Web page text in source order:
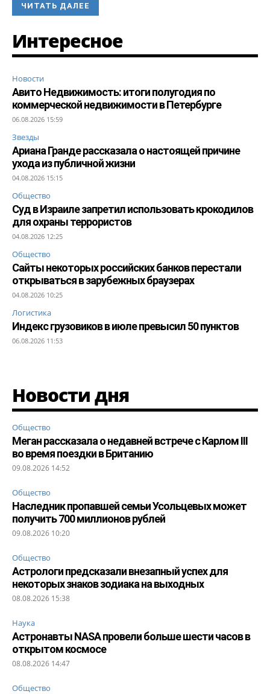
ЧИТАТЬ ДАЛЕЕ
Интересное
Новости
Авито Недвижимость: итоги полугодия по
коммерческой недвижимости в Петербурге
06.08.2026 15:59
Звезды
Ариана Гранде рассказала о настоящей причине
ухода из публичной жизни
04.08.2026 15:15
Общество
Суд в Израиле запретил использовать крокодилов
для охраны террористов
04.08.2026 12:25
Общество
Сайты некоторых российских банков перестали
открываться в зарубежных браузерах
04.08.2026 10:25
Логистика
Индекс грузовиков в июле превысил 50 пунктов
06.08.2026 11:53
Новости дня
Общество
Меган рассказала о недавней встрече с Карлом III
во время поездки в Британию
09.08.2026 14:52
Общество
Наследник пропавшей семьи Усольцевых может
получить 700 миллионов рублей
09.08.2026 10:20
Общество
Астрологи предсказали внезапный успех для
некоторых знаков зодиака на выходных
08.08.2026 15:38
Наука
Астронавты NASA провели больше шести часов в
открытом космосе
08.08.2026 14:47
Общество